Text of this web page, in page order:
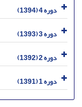
دوره 4 (1394)
دوره 3 (1393)
دوره 2 (1392)
دوره 1 (1391)